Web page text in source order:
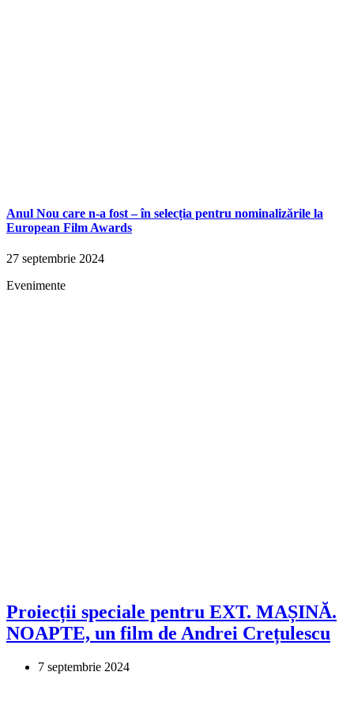
Anul Nou care n-a fost – în selecția pentru nominalizările la
European Film Awards
27 septembrie 2024
Evenimente
Proiecții speciale pentru EXT. MAȘINĂ.
NOAPTE, un film de Andrei Crețulescu
7 septembrie 2024